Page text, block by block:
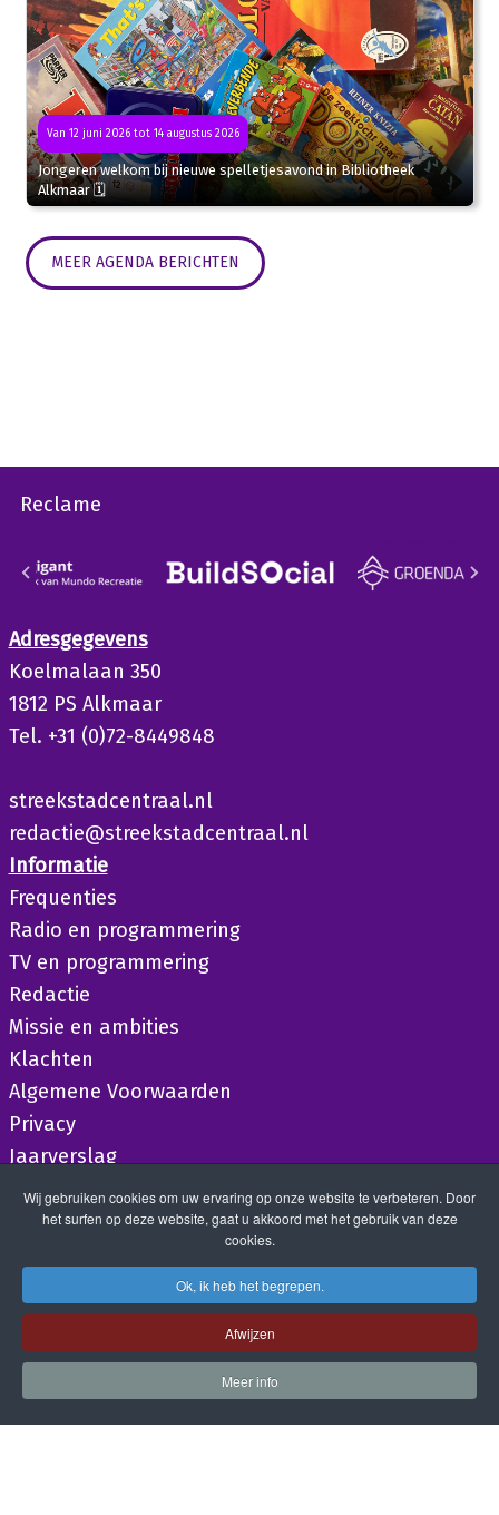
Van 12 juni 2026 tot 14 augustus 2026
Jongeren welkom bij nieuwe spelletjesavond in Bibliotheek
Alkmaar 🗓
MEER AGENDA BERICHTEN
Reclame
Adresgegevens
Koelmalaan 350
1812 PS Alkmaar
Tel. +31 (0)72-8449848
streekstadcentraal.nl
redactie@streekstadcentraal.nl
Informatie
Frequenties
Radio en programmering
TV en programmering
Redactie
Missie en ambities
Klachten
Algemene Voorwaarden
Privacy
Jaarverslag
Wij gebruiken cookies om uw ervaring op onze website te verbeteren. Door
het surfen op deze website, gaat u akkoord met het gebruik van deze
cookies.
Ok, ik heb het begrepen.
Afwijzen
Meer info